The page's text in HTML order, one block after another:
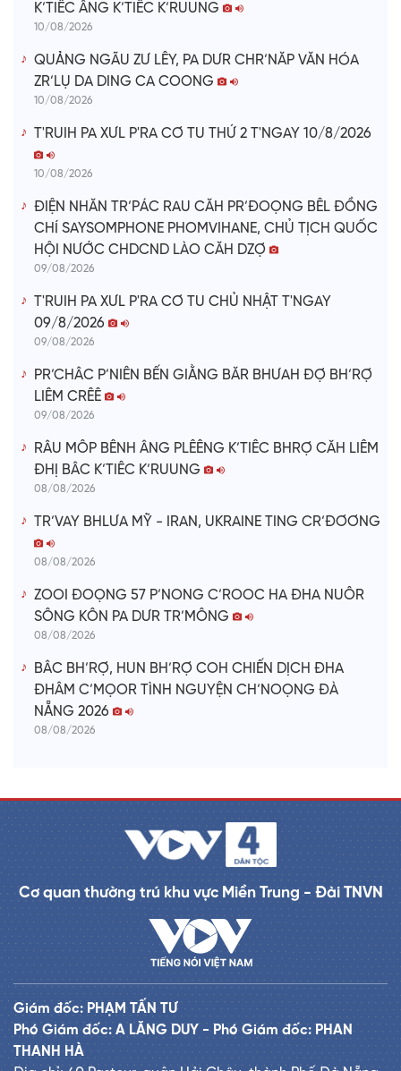
K’TIÊC ÂNG K’TIÊC K’RUUNG
10/08/2026
QUẢNG NGÃU ZƯ LÊY, PA DƯR CHR’NĂP VĂN HÓA
ZR’LỤ DA DING CA COONG
10/08/2026
T'RUIH PA XƯL P'RA CƠ TU THỨ 2 T'NGAY 10/8/2026
10/08/2026
ĐIỆN NHĂN TR’PÁC RAU CĂH PR’ĐOỌNG BÊL ĐỒNG
CHÍ SAYSOMPHONE PHOMVIHANE, CHỦ TỊCH QUỐC
HỘI NƯỚC CHDCND LÀO CĂH DZỢ
09/08/2026
T'RUIH PA XƯL P'RA CƠ TU CHỦ NHẬT T'NGAY
09/8/2026
09/08/2026
PR’CHÂC P’NIÊN BẾN GIẰNG BĂR BHƯAH ĐỢ BH’RỢ
LIÊM CRÊÊ
09/08/2026
RÂU MÔP BÊNH ÂNG PLÊÊNG K’TIÊC BHRỢ CĂH LIÊM
ĐHỊ BÂC K’TIÊC K’RUUNG
08/08/2026
TR’VAY BHLƯA MỸ - IRAN, UKRAINE TING CR’ĐƠƠNG
08/08/2026
ZOOI ĐOỌNG 57 P’NONG C’ROOC HA ĐHA NUÔR
SÔNG KÔN PA DƯR TR’MÔNG
08/08/2026
BÂC BH’RỢ, HUN BH’RỢ COH CHIẾN DỊCH ĐHA
ĐHÂM C’MỌOR TÌNH NGUYỆN CH’NOỌNG ĐÀ
NẴNG 2026
08/08/2026
Cơ quan thường trú khu vực Miền Trung - Đài TNVN
Giám đốc: PHẠM TẤN TƯ
Phó Giám đốc: A LĂNG DUY - Phó Giám đốc: PHAN
THANH HÀ